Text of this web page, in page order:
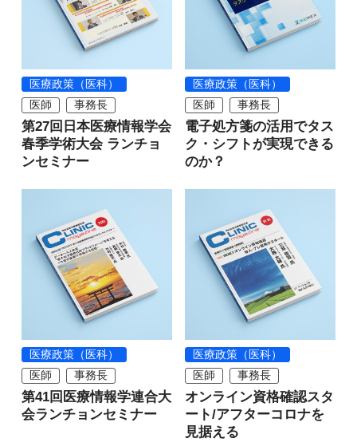
医療政策（医科）
医師
事務長
第27回日本医療情報学会
春季学術大会 ランチョ
ンセミナー
医療政策（医科）
医師
事務長
電子処方箋の活用でタス
ク・シフトが実現できる
のか？
医療政策（医科）
医師
事務長
第41回医療情報学連合大
会ランチョンセミナー
医療政策（医科）
医師
事務長
オンライン資格確認スタ
ート/アフターコロナを
見据える